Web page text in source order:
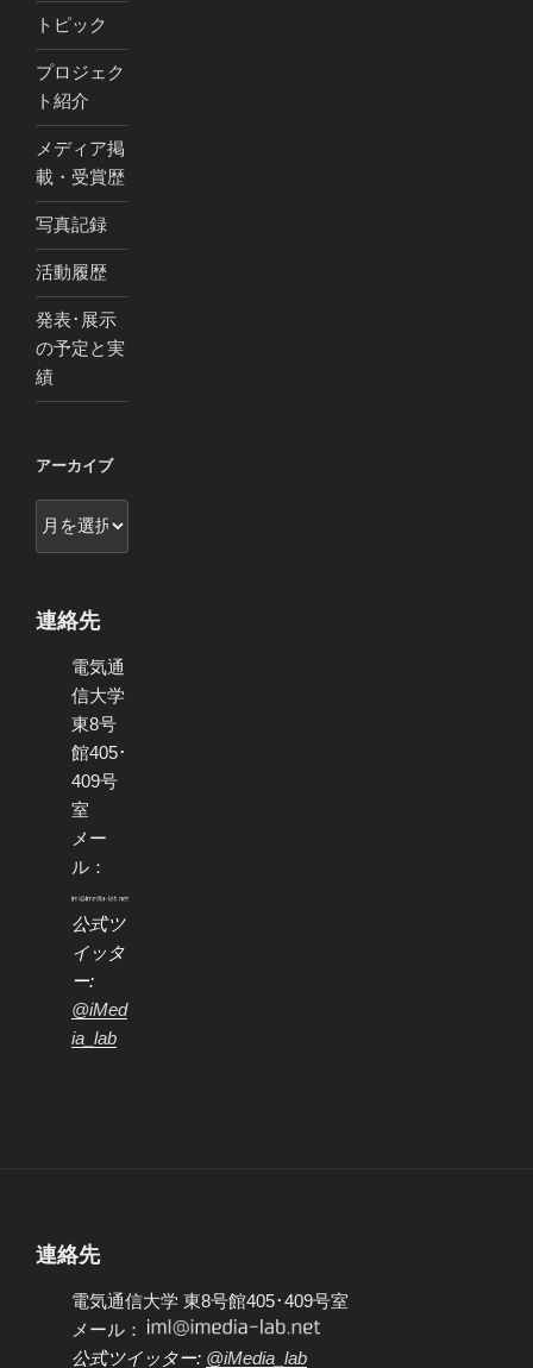
トピック
プロジェク
ト紹介
メディア掲
載・受賞歴
写真記録
活動履歴
発表･展示
の予定と実
績
アーカイブ
ー
ブ
連絡先
電気通
信大学
東8号
館405･
409号
室
メー
ル：
公式ツ
イッタ
ー:
@iMed
ia_lab
連絡先
電気通信大学 東8号館405･409号室
メール：
公式ツイッター: @iMedia_lab